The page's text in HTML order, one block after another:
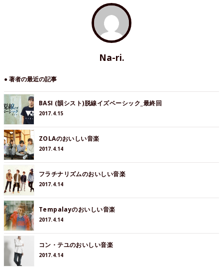
Na-ri.
● 著者の最近の記事
BASI (韻シスト)脱線イズベーシック_最終回
2017.4.15
ZOLAのおいしい音楽
2017.4.14
フラチナリズムのおいしい音楽
2017.4.14
Tempalayのおいしい音楽
2017.4.14
コン・テユのおいしい音楽
2017.4.14